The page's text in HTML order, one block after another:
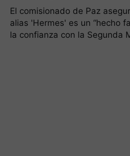
El comisionado de Paz
alias 'Hermes' es un “hecho
la confianza con la Segunda